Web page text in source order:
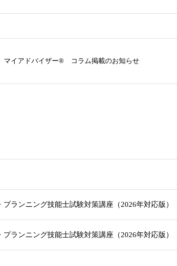
マイアドバイザー®︎ コラム掲載のお知らせ
ランニング技能士試験対策講座（2026年対応版）
ランニング技能士試験対策講座（2026年対応版）